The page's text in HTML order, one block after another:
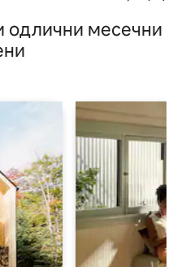
одлични месечни